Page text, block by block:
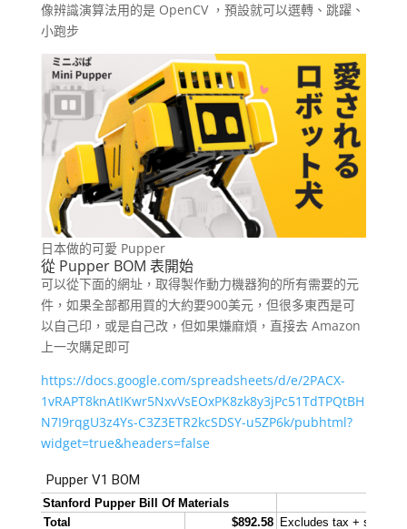
像辨識演算法用的是 OpenCV ，預設就可以選轉、跳躍、
小跑步
日本做的可愛 Pupper
從 Pupper BOM 表開始
可以從下面的網址，取得製作動力機器狗的所有需要的元
件，如果全部都用買的大約要900美元，但很多東西是可
以自己印，或是自己改，但如果嫌麻煩，直接去 Amazon
上一次購足即可
https://docs.google.com/spreadsheets/d/e/2PACX-
1vRAPT8knAtIKwr5NxvVsEOxPK8zk8y3jPc51TdTPQtBH
N7I9rqgU3z4Ys-C3Z3ETR2kcSDSY-u5ZP6k/pubhtml?
widget=true&headers=false